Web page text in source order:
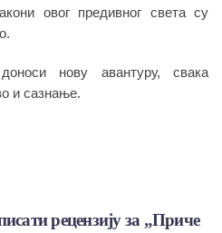
овог предивног света су
нову авантуру, свака
и сазнање.
рецензију за „Приче